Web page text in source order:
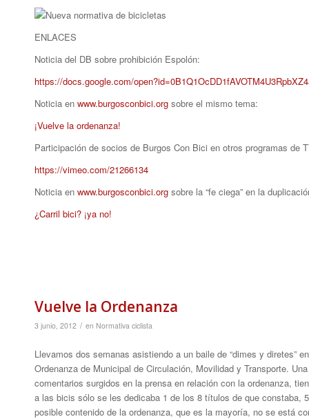
ENLACES
Noticia del DB sobre prohibición Espolón:
https://docs.google.com/
Noticia en www.burgosconbici.org sobre el mismo tema:
¡Vuelve la ordenanza!
Participación de socios de Burgos Con Bici en otros programas de
https://vimeo.com/21266134
Noticia en www.burgosconbici.org sobre la “fe ciega” en la
¿Carril bici? ¡ya no!
Vuelve la Ordenanza
3 junio, 2012 / en Normativa ciclista
Llevamos dos semanas asistiendo a un baile de “dimes y diretes”
Ordenanza de Municipal de Circulación, Movilidad y Transporte.
comentarios surgidos en la prensa en relación con la ordenanza,
a las bicis sólo se les dedicaba 1 de los 8 títulos de que constaba,
posible contenido de la ordenanza, que es la mayoría, no se está